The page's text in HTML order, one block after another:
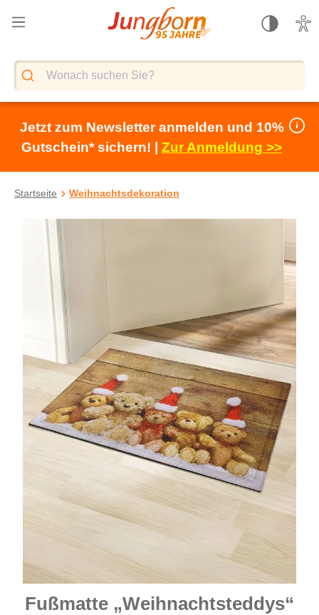
springen
Jetzt zum Newsletter anmelden und 10%
Gutschein* sichern! | Zur Anmeldung >>
Startseite Weihnachtsdekoration
Bildergalerie überspringen
Fußmatte „Weihnachtsteddys“